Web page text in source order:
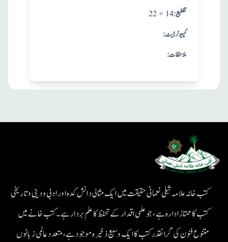
22 × 14 :تقطيع
:کمپیوٹر ڈیٹ
:ملاحظات
کتب خانہ علامہ شبلی نعمانی حقیقت میں ایک مثالی دانش کدہ اور ادبی ودینی و تاریخی
کتب کا ممتاز ادارہ ہے، جو علمی اقدار کے تحفظ کا علم بردار ہے۔کتب خانے میں
متنوع فنون کی گرانقدر کتب کا ایک وسیع ذخیرہ موجود ہے، متعدد عالمی زبانوں